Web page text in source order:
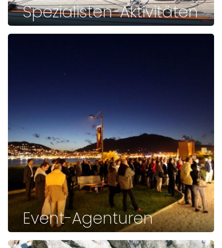
Spezialisten-Aktivitäten
Event-Agenturen